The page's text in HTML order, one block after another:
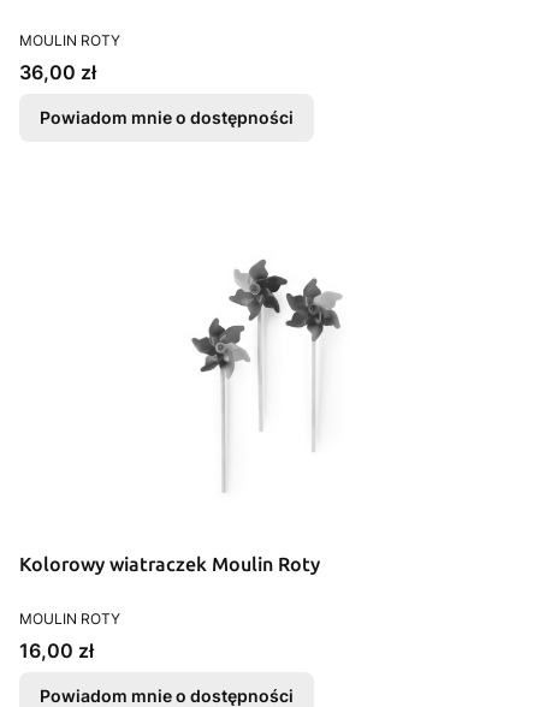
PRODUCENT
MOULIN ROTY
Cena
36,00 zł
Powiadom mnie o dostępności
Kolorowy wiatraczek Moulin Roty
PRODUCENT
MOULIN ROTY
Cena
16,00 zł
Powiadom mnie o dostępności